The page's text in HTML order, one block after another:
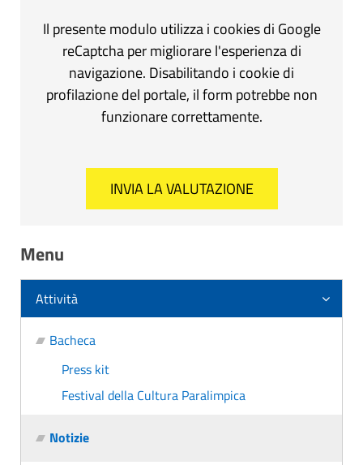
Il presente modulo utilizza i cookies di Google
reCaptcha per migliorare l'esperienza di
navigazione. Disabilitando i cookie di
profilazione del portale, il form potrebbe non
funzionare correttamente.
Menu
Attività
Bacheca
Press kit
Festival della Cultura Paralimpica
Notizie